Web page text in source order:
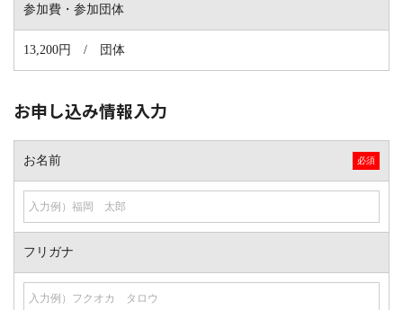
参加費・参加団体
13,200円 / 団体
お申し込み情報入力
お名前
フリガナ